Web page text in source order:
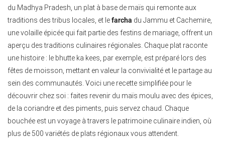
du Madhya Pradesh, un plat à base de maïs qui remonte aux
traditions des tribus locales, et lefarcha du Jammu et Cachemire,
une volaille épicée qui fait partie des festins de mariage, offrent un
aperçu des traditions culinaires régionales. Chaque plat raconte
une histoire : le bhutte ka kees, par exemple, est préparé lors des
fêtes de moisson, mettant en valeur la convivialité et le partage au
sein des communautés. Voici une recette simplifiée pour le
découvrir chez soi : faites revenir du maïs moulu avec des épices,
de la coriandre et des piments, puis servez chaud. Chaque
bouchée est un voyage à travers le patrimoine culinaire indien, où
plus de 500 variétés de plats régionaux vous attendent.